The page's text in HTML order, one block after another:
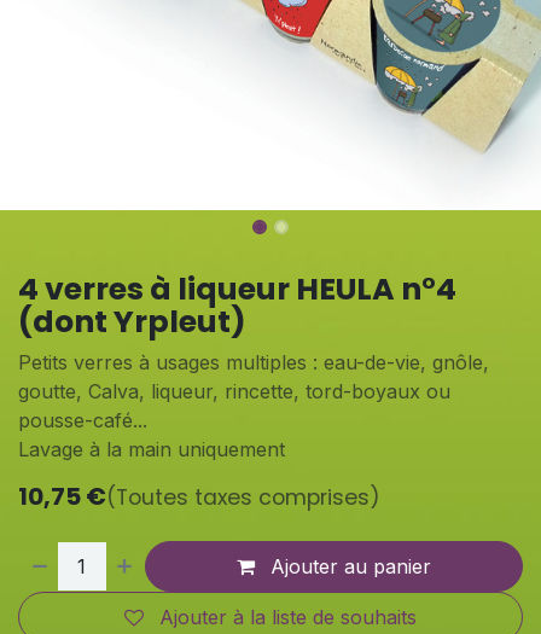
4 verres à liqueur HEULA n°4
(dont Yrpleut)
Petits verres à usages multiples : eau-de-vie, gnôle,
goutte, Calva, liqueur, rincette, tord-boyaux ou
pousse-café...
Lavage à la main uniquement
10,75€(Toutes taxes comprises)
Ajouter au panier
Ajouter à la liste de souhaits